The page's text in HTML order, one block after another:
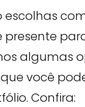
escolhas
algumas
que você
Confira: